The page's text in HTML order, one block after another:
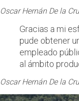
Oscar Hernán De la
Gracias a mi
pude obtener
empleado
al ámbito
Oscar Hernán De la